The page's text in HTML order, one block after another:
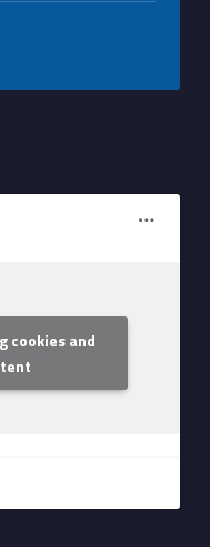
cookies and